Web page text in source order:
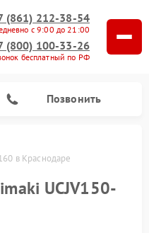
(861) 212-38-54
с 9:00 до 21:00
(800) 100-33-26
бесплатный по РФ
Позвонить
в Краснодаре
UCJV150-